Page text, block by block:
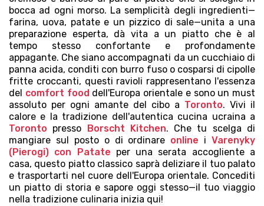
bocca ad ogni morso. La semplicità degli ingredienti—
farina, uova, patate e un pizzico di sale—unita a una
preparazione esperta, dà vita a un piatto che è al
tempo stesso confortante e profondamente
appagante. Che siano accompagnati da un cucchiaio di
panna acida, conditi con burro fuso o cosparsi di cipolle
fritte croccanti, questi ravioli rappresentano l'essenza
del comfort food dell'Europa orientale e sono un must
assoluto per ogni amante del cibo a Toronto. Vivi il
calore e la tradizione dell'autentica cucina ucraina a
Toronto presso Borscht Kitchen. Che tu scelga di
mangiare sul posto o di ordinare online i Varenyky
(Pierogi) con Patate per una serata accogliente a
casa, questo piatto classico saprà deliziare il tuo palato
e trasportarti nel cuore dell'Europa orientale. Concediti
un piatto di storia e sapore oggi stesso—il tuo viaggio
nella tradizione culinaria inizia qui!